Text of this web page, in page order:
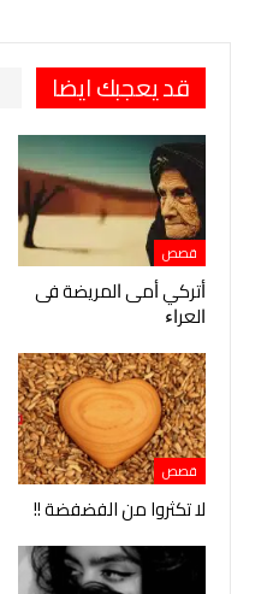
قد يعجبك ايضا
قصص
ﺃﺗﺮﻛﻲ ﺃﻣﻰ ﺍﻟﻤﺮﻳﻀﺔ ﻓﻰ
ﺍﻟﻌﺮﺍﺀ
قصص
لا تكثروا من الفضفضة !!